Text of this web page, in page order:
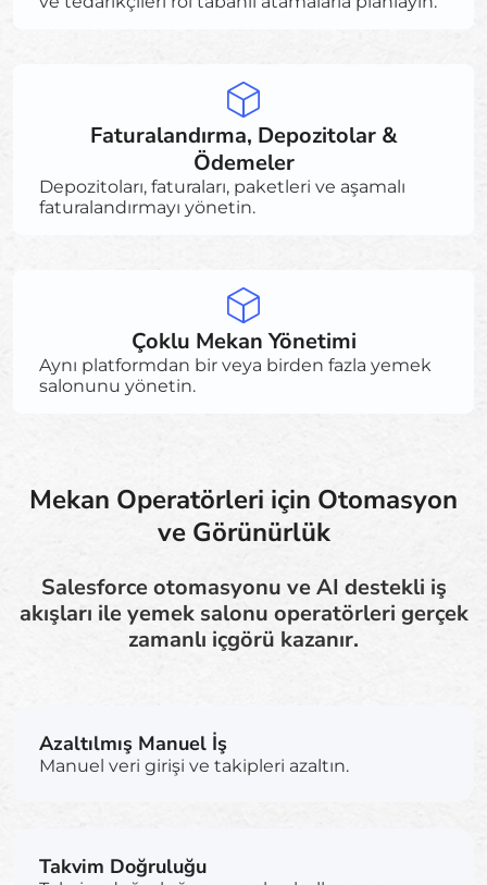
Faturalandırma, Depozitolar &
Ödemeler
Depozitoları, faturaları, paketleri ve aşamalı
faturalandırmayı yönetin.
Çoklu Mekan Yönetimi
Aynı platformdan bir veya birden fazla yemek
salonunu yönetin.
Mekan Operatörleri için Otomasyon
ve Görünürlük
Salesforce otomasyonu ve AI destekli iş
akışları ile yemek salonu operatörleri gerçek
zamanlı içgörü kazanır.
Azaltılmış Manuel İş
Manuel veri girişi ve takipleri azaltın.
Takvim Doğruluğu